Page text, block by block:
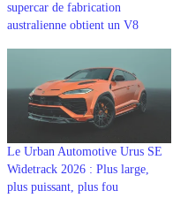
supercar de fabrication
australienne obtient un V8
Le Urban Automotive Urus SE
Widetrack 2026 : Plus large,
plus puissant, plus fou